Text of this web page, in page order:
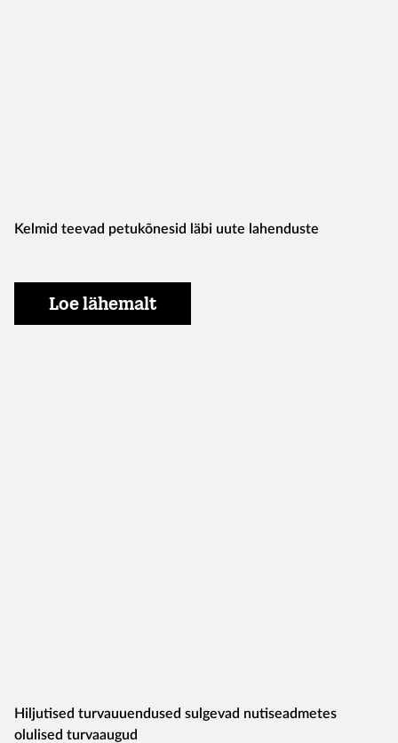
Kelmid teevad petukõnesid läbi uute lahenduste
Loe lähemalt
Hiljutised turvauuendused sulgevad nutiseadmetes
olulised turvaaugud